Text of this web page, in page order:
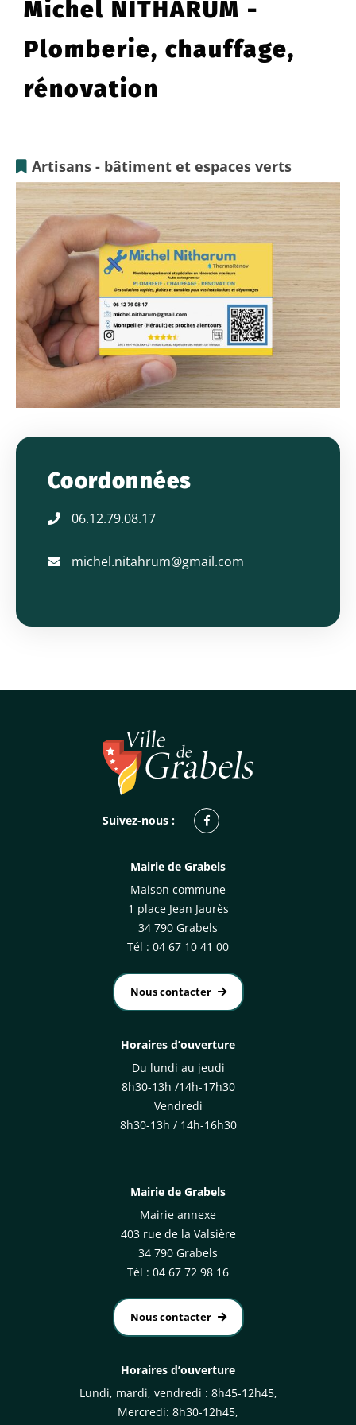
Michel NITHARUM -
Plomberie, chauffage,
rénovation
Artisans - bâtiment et espaces verts
Michel
NITHARUM
-
Plomberie,
chauffage,
rénovation
Coordonnées
06.12.79.08.17
michel.nitahrum@gmail.com
Suivez-nous : Facebook
Mairie de Grabels
Maison commune
1 place Jean Jaurès
34 790 Grabels
Tél : 04 67 10 41 00
Nous contacter
Horaires d’ouverture
Du lundi au jeudi
8h30-13h /14h-17h30
Vendredi
8h30-13h / 14h-16h30
Mairie de Grabels
Mairie annexe
403 rue de la Valsière
34 790 Grabels
Tél : 04 67 72 98 16
Nous contacter
Horaires d’ouverture
Lundi, mardi, vendredi : 8h45-12h45,
Mercredi: 8h30-12h45,